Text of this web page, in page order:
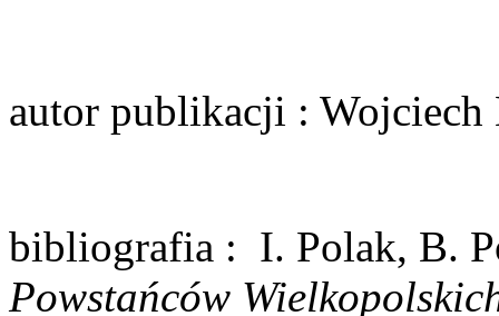
autor publikacji : Wojciech
bibliografia : I. Polak, B.
Powstańców